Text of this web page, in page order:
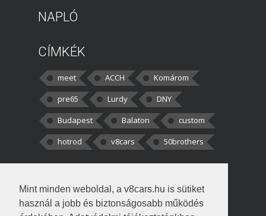
Mint minden weboldal, a v8cars.hu is sütiket
használ a jobb és biztonságosabb működés
NAPLÓ
CÍMKÉK
meet ACCH
Komárom
pre65
Lurdy
DNY
Budapest
Balaton
custom
hotrod
v8cars 50brothers
kortisz:Elszúrtam! Én csak két
darabbaal számoltam. Nem tudtam, hogy fél autót,